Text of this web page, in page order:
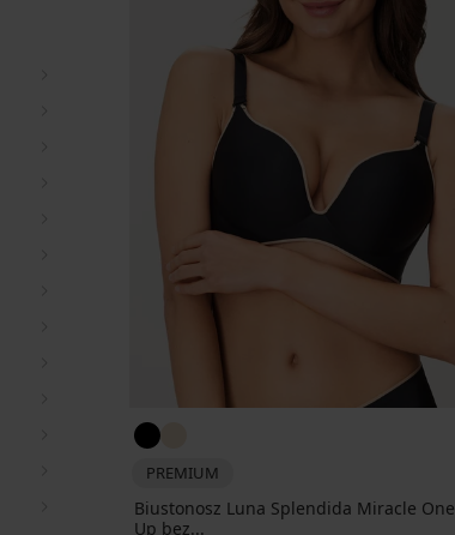
PREMIUM
Biustonosz Luna Splendida Miracle
Up bez...